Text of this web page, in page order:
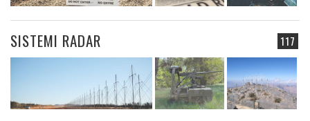
117
SISTEMI RADAR